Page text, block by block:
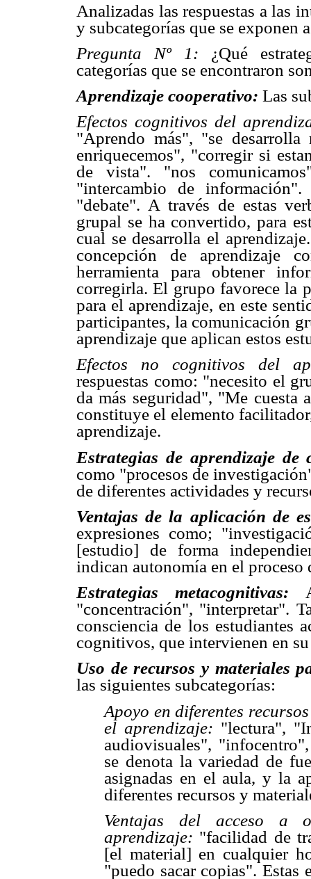
Analizadas las respuestas a las
y subcategorías que se exponen
Pregunta Nº 1: ¿Qué
categorías que se encontraron
Aprendizaje cooperativo: Las
Efectos cognitivos del
"Aprendo más", "se
enriquecemos", "corregir si
de vista". "nos
"intercambio de
"debate". A través de estas
grupal se ha convertido, para
cual se desarrolla el
concepción de aprendizaje
herramienta para obtener
corregirla. El grupo favorece la
para el aprendizaje, en este
participantes, la comunicación
aprendizaje que aplican estos
Efectos no cognitivos del
respuestas como: "necesito el
da más seguridad", "Me cuesta
constituye el elemento
aprendizaje.
Estrategias de aprendizaje
como "procesos de
de diferentes actividades y
Ventajas de la aplicación de
expresiones como;
[estudio] de forma
indican autonomía en el proceso
Estrategias metacognitivas:
"concentración", "interpretar".
consciencia de los estudiantes
cognitivos, que intervienen en
Uso de recursos y materiales
las siguientes subcategorías:
Apoyo en diferentes
el aprendizaje: "lectura",
audiovisuales",
se denota la variedad de
asignadas en el aula, y la
diferentes recursos y
Ventajas del acceso a
aprendizaje: "facilidad de
[el material] en cualquier
"puedo sacar copias". Estas